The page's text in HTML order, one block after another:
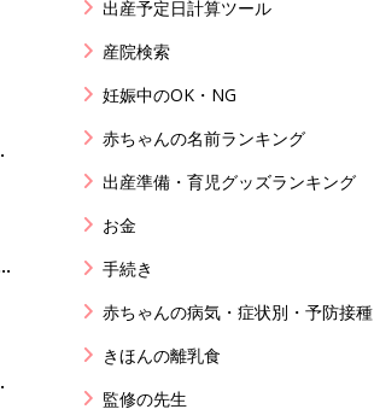
出産予定日計算ツール
産院検索
妊娠中のOK・NG
赤ちゃんの名前ランキング
出産準備・育児グッズランキング
お金
手続き
赤ちゃんの病気・症状別・予防接種
きほんの離乳食
監修の先生